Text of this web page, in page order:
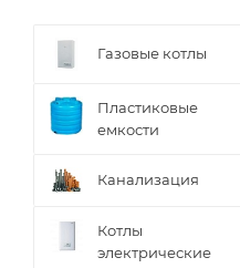
Газовые котлы
Пластиковые
емкости
Канализация
Котлы
электрические